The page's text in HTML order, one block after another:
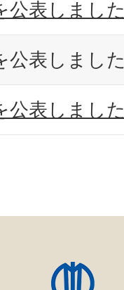
公表しまし
公表しまし
公表しまし